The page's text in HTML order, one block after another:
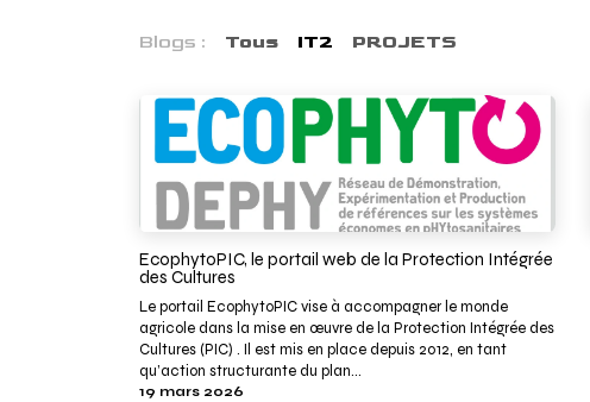
Blogs : Tous IT2 PROJETS
EcophytoPIC, le portail web de la Protection Intégrée
des Cultures
Le portail EcophytoPIC vise à accompagner le monde
agricole dans la mise en œuvre de la Protection Intégrée des
Cultures (PIC) . Il est mis en place depuis 2012, en tant
qu’action structurante du plan...
19 mars 2026